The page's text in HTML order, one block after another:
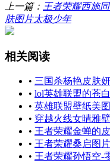
上一篇： 王者荣耀西施
肤图片太极少年
相关阅读
• 三国杀杨艳皮肤
• lol英雄联盟的苍
• 英雄联盟壁纸美图
• 穿越火线女晴雅
• 王者荣耀金蝉的
• 王者荣耀桑启图片
• 王者荣耀孙悟空-